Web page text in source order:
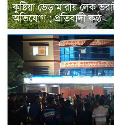
কুষ্টিয়া ভেড়ামারায় লেক
অভিযোগ : প্রতিবাদী কন্ঠ